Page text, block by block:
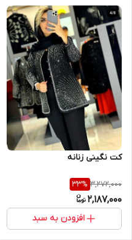
کت نگینی زنانه
3,272,000
33%
2,187,000
افزودن به سبد